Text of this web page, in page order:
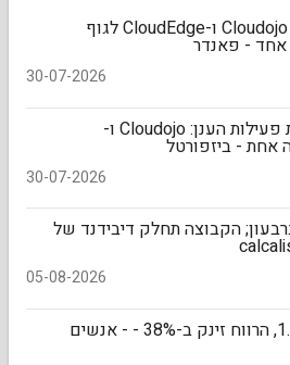
בזק בינלאומי ממזגת את Cloudojo ו-CloudEdge לגוף
30-07-2026
בזק בינלאומי מאחדת את פעילות הענן: Cloudojo ו-
30-07-2026
בזק זינקו ב-38% ברבעון; הקבוצה תחלק דיבידנד של
05-08-2026
בזק: ההכנסות עלו ב-1.5%, הרווח זינק ב-38% - - אנשים